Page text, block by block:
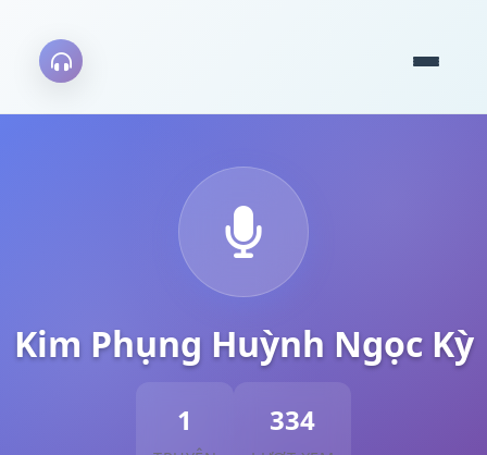
Kim Phụng Huỳnh Ngọc Kỳ
1 334